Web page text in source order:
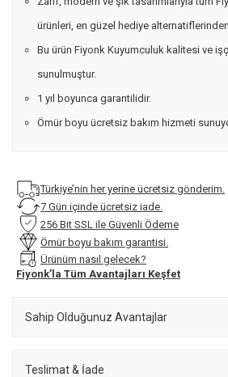
ürünleri, en güzel hediye
Bu ürün Fiyonk Kuyumculuk kalitesi ve
sunulmuştur.
1 yıl boyunca garantilidir.
Ömür boyu ücretsiz bakım hizmeti
Türkiye’nin her yerine ücretsiz gönderim.
7 Gün içinde ücretsiz iade.
256 Bit SSL ile Güvenli Ödeme
Ömür boyu bakım garantisi.
Ürünüm nasıl gelecek?
Fiyonk’la Tüm Avantajları Keşfet
Sahip Olduğunuz Avantajlar
Teslimat & İade